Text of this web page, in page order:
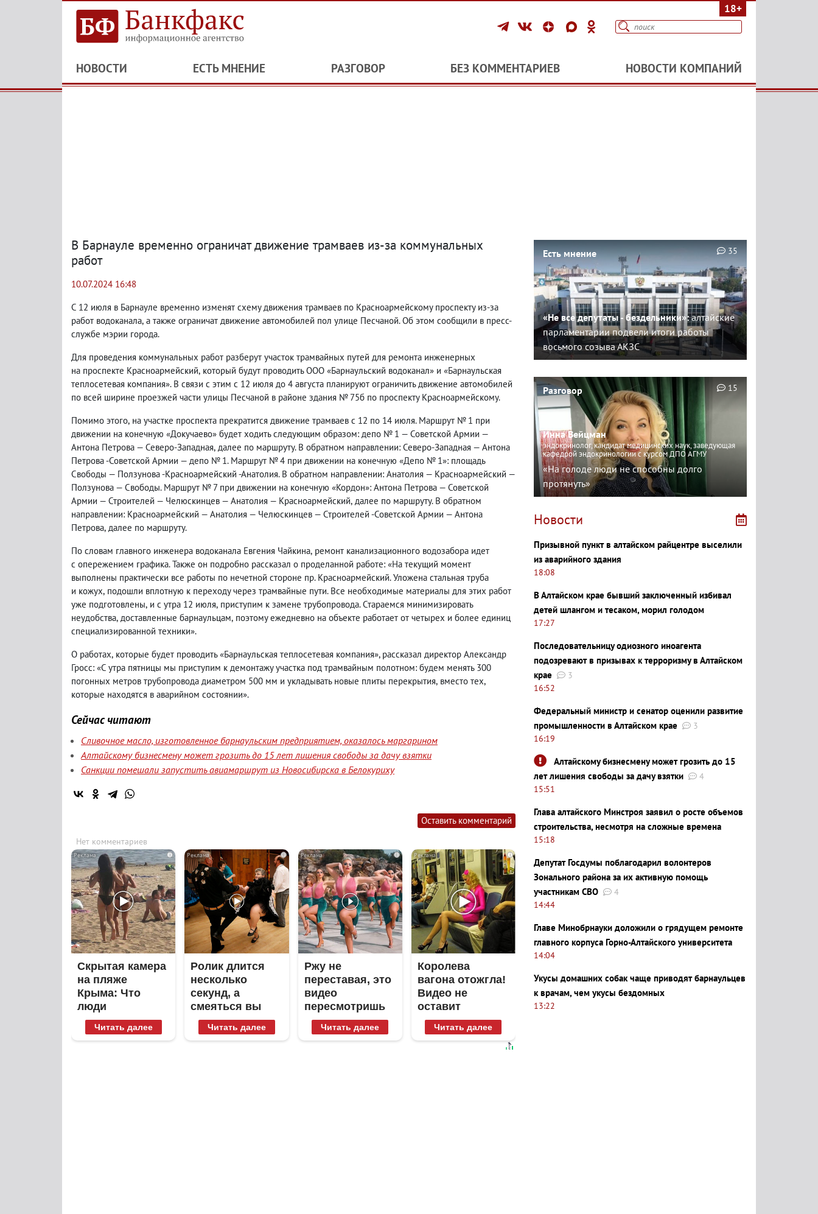
18+
НОВОСТИ ЕСТЬ МНЕНИЕ РАЗГОВОР БЕЗ КОММЕНТАРИЕВ НОВОСТИ КОМПАНИЙ
В Барнауле временно ограничат движение трамваев из-за коммунальных
работ
10.07.2024 16:48
С 12 июля в Барнауле временно изменят схему движения трамваев по Красноармейскому проспекту из-за
работ водоканала, а также ограничат движение автомобилей пол улице Песчаной. Об этом сообщили в пресс-
службе мэрии города.
Для проведения коммунальных работ разберут участок трамвайных путей для ремонта инженерных
на проспекте Красноармейский, который будут проводить ООО «Барнаульский водоканал» и «Барнаульская
теплосетевая компания». В связи с этим с 12 июля до 4 августа планируют ограничить движение автомобилей
по всей ширине проезжей части улицы Песчаной в районе здания № 75б по проспекту Красноармейскому.
Помимо этого, на участке проспекта прекратится движение трамваев с 12 по 14 июля. Маршрут № 1 при
движении на конечную «Докучаево» будет ходить следующим образом: депо № 1 — Советской Армии —
Антона Петрова — Северо-Западная, далее по маршруту. В обратном направлении: Северо-Западная — Антона
Петрова -Советской Армии — депо № 1. Маршрут № 4 при движении на конечную «Депо № 1»: площадь
Свободы — Ползунова -Красноармейский -Анатолия. В обратном направлении: Анатолия — Красноармейский —
Ползунова — Свободы. Маршрут № 7 при движении на конечную «Кордон»: Антона Петрова — Советской
Армии — Строителей — Челюскинцев — Анатолия — Красноармейский, далее по маршруту. В обратном
направлении: Красноармейский — Анатолия — Челюскинцев — Строителей -Советской Армии — Антона
Петрова, далее по маршруту.
По словам главного инженера водоканала Евгения Чайкина, ремонт канализационного водозабора идет
с опережением графика. Также он подробно рассказал о проделанной работе: «На текущий момент
выполнены практически все работы по нечетной стороне пр. Красноармейский. Уложена стальная труба
и кожух, подошли вплотную к переходу через трамвайные пути. Все необходимые материалы для этих работ
уже подготовлены, и с утра 12 июля, приступим к замене трубопровода. Стараемся минимизировать
неудобства, доставленные барнаульцам, поэтому ежедневно на объекте работает от четырех и более единиц
специализированной техники».
О работах, которые будет проводить «Барнаульская теплосетевая компания», рассказал директор Александр
Гросс: «С утра пятницы мы приступим к демонтажу участка под трамвайным полотном: будем менять 300
погонных метров трубопровода диаметром 500 мм и укладывать новые плиты перекрытия, вместо тех,
которые находятся в аварийном состоянии».
Сейчас читают
Сливочное масло, изготовленное барнаульским предприятием, оказалось маргарином
Алтайскому бизнесмену может грозить до 15 лет лишения свободы за дачу взятки
Санкции помешали запустить авиамаршрут из Новосибирска в Белокуриху
Оставить комментарий
Нет комментариев
i
Скрытая камера
на пляже
Крыма: Что
люди
вытворяют,
когда их не
Читать далее
i
Ролик длится
несколько
секунд, а
смеяться вы
будете долго
Читать далее
i
Ржу не
переставая, это
видео
пересмотришь
не раз
Читать далее
i
Королева
вагона отожгла!
Видео не
оставит
равнодушным
Читать далее
Есть мнение
«Не все депутаты - бездельники»:алтайские
парламентарии подвели итоги работы
восьмого созыва АКЗС
35
Разговор
Инна Вейцман
эндокринолог, кандидат медицинских наук, заведующая
кафедрой эндокринологии с курсом ДПО АГМУ
«На голоде люди не способны долго
протянуть»
15
Новости
Призывной пункт в алтайском райцентре выселили
из аварийного здания
18:08
В Алтайском крае бывший заключенный избивал
детей шлангом и тесаком, морил голодом
17:27
Последовательницу одиозного иноагента
подозревают в призывах к терроризму в Алтайском
крае
3
16:52
Федеральный министр и сенатор оценили развитие
промышленности в Алтайском крае
3
16:19
Алтайскому бизнесмену может грозить до 15
лет лишения свободы за дачу взятки
4
15:51
Глава алтайского Минстроя заявил о росте объемов
строительства, несмотря на сложные времена
15:18
Депутат Госдумы поблагодарил волонтеров
Зонального района за их активную помощь
участникам СВО
4
14:44
Главе Минобрнауки доложили о грядущем ремонте
главного корпуса Горно-Алтайского университета
14:04
Укусы домашних собак чаще приводят барнаульцев
к врачам, чем укусы бездомных
13:22